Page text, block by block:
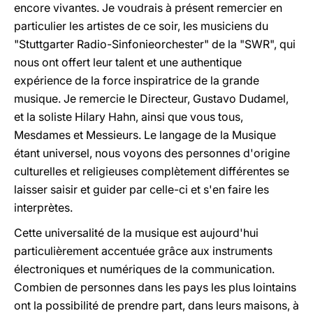
encore vivantes. Je voudrais à présent remercier en
particulier les artistes de ce soir, les musiciens du
"Stuttgarter Radio-Sinfonieorchester" de la "SWR", qui
nous ont offert leur talent et une authentique
expérience de la force inspiratrice de la grande
musique. Je remercie le Directeur, Gustavo Dudamel,
et la soliste Hilary Hahn, ainsi que vous tous,
Mesdames et Messieurs. Le langage de la Musique
étant universel, nous voyons des personnes d'origine
culturelles et religieuses complètement différentes se
laisser saisir et guider par celle-ci et s'en faire les
interprètes.
Cette universalité de la musique est aujourd'hui
particulièrement accentuée grâce aux instruments
électroniques et numériques de la communication.
Combien de personnes dans les pays les plus lointains
ont la possibilité de prendre part, dans leurs maisons, à